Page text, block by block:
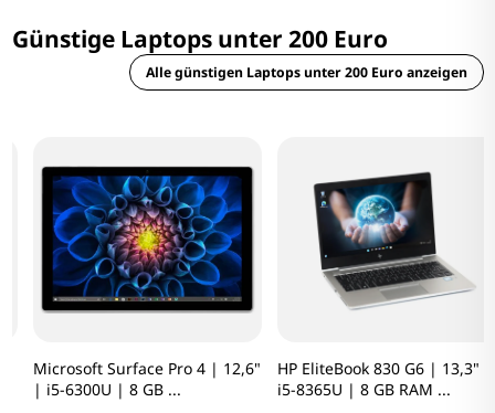
Günstige Laptops unter 200 Euro
Alle günstigen Laptops unter 200 Euro anzeigen
Microsoft Surface Pro 4 | 12,6"
| i5-6300U | 8 GB ...
HP EliteBook 830 G6 | 13,3" |
i5-8365U | 8 GB RAM ...